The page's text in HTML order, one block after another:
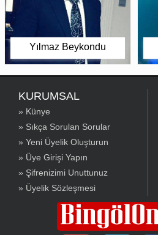
Yılmaz Beykondu
KURUMSAL
» Künye
» Sıkça Sorulan Sorular
» Yeni Üyelik Oluşturun
» Üye Girişi Yapın
» Şifrenizimi Unuttunuz
» Üyelik Sözleşmesi